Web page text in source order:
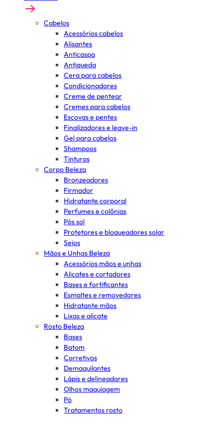
Cabelos
Acessórios cabelos
Alisantes
Anticaspa
Antiqueda
Cera para cabelos
Condicionadores
Creme de pentear
Cremes para cabelos
Escovas e pentes
Finalizadores e leave-in
Gel para cabelos
Shampoos
Tinturas
Corpo Beleza
Bronzeadores
Firmador
Hidratante corporal
Perfumes e colônias
Pós sol
Protetores e bloqueadores solar
Seios
Mãos e Unhas Beleza
Acessórios mãos e unhas
Alicates e cortadores
Bases e fortificantes
Esmaltes e removedores
Hidratante mãos
Lixas e alicate
Rosto Beleza
Bases
Batom
Corretivos
Demaquilantes
Lápis e delineadores
Olhos maquiagem
Pó
Tratamentos rosto